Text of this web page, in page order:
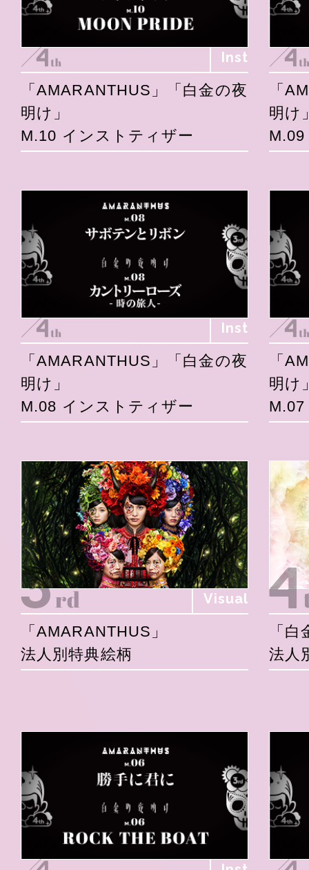
Inst
「AMARANTHUS」「白金の夜
明け」
M.10 インストティザー
「
明け
Inst
「AMARANTHUS」「白金の夜
明け」
M.08 インストティザー
「
明け
Visual
「AMARANTHUS」
法人別特典絵柄
「
法人